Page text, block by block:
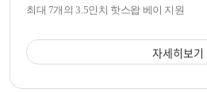
최대 7개의 3.5인치 핫스왑 베이 지원
자세히보기